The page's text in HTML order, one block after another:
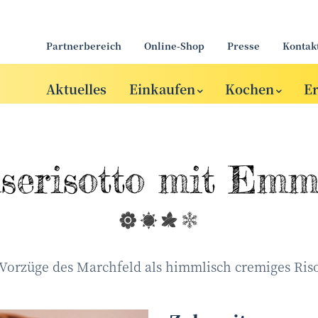
Partnerbereich Online-Shop Presse
Aktuelles Einkaufen Kochen
mit
des Marchfeld als himmlisch cremiges